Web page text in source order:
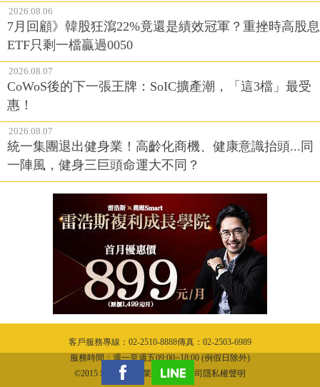
2026.08.06
7月回顧》韓股狂瀉22%竟還是績效冠軍？重挫時高股息
ETF只剩一檔贏過0050
2026.08.07
CoWoS後的下一張王牌：SoIC擴產潮，「這3檔」最受
惠！
2026.08.07
統一集團退出健身業！高齡化商機、健康意識抬頭...同
一陣風，健身三巨頭命運大不同？
客戶服務專線：02-2510-8888傳真：02-2503-6989
服務時間：週一至週五09:00~18:00 (例假日除外)
©2015 城邦文化事業股份有限公司隱私權聲明